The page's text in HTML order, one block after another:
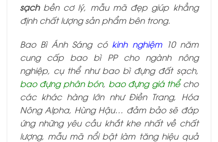
sạchbền cơ lý, mẫu mã đẹp giúp khẳng
định chất lượng sản phẩm bên trong.
Bao Bì Ánh Sáng có kinh nghiệm10 năm
cung cấp bao bì PP cho ngành nông
nghiệp, cụ thể như bao bì đựng đất sạch,
bao đựng phân bón, bao đựng giá thểcho
các khác hàng lớn như Điền Trang, Hóa
Nông Alpha, Hùng Hậu… đảm bảo sẽ đáp
ứng những yêu cầu khắt khe nhất về chất
lượng, mẫu mã nổi bật làm tăng hiệu quả